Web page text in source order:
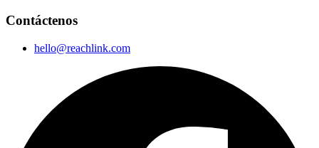
Contáctenos
hello@reachlink.com